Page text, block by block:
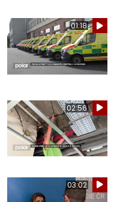
01:18
02:56
03:02